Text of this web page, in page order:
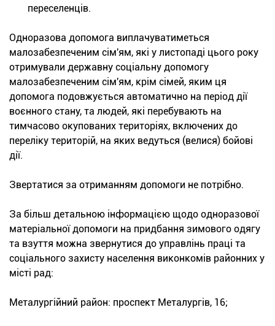
переселенців.
Одноразова допомога виплачуватиметься
малозабезпеченим сім'ям, які у листопаді цього року
отримували державну соціальну допомогу
малозабезпеченим сім'ям, крім сімей, яким ця
допомога подовжується автоматично на період дії
воєнного стану, та людей, які перебувають на
тимчасово окупованих територіях, включених до
переліку територій, на яких ведуться (велися) бойові
дії.
Звертатися за отриманням допомоги не потрібно.
За більш детальною інформацією щодо одноразової
матеріальної допомоги на придбання зимового одягу
та взуття можна звернутися до управлінь праці та
соціального захисту населення виконкомів районних у
місті рад:
Металургійний район: проспект Металургів, 16;